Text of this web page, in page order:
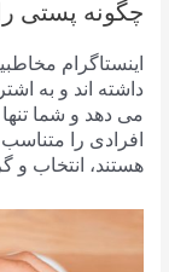
چگونه پستی
اینستاگرام
داشته اند و به
می دهد و شما
افرادی را
هستند، انتخاب و